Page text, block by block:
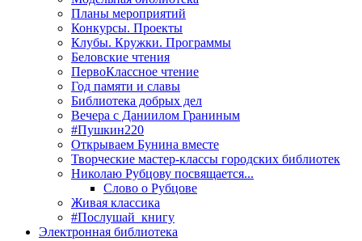
Планы мероприятий
Конкурсы. Проекты
Клубы. Кружки. Программы
Беловские чтения
ПервоКлассное чтение
Год памяти и славы
Библиотека добрых дел
Вечера с Даниилом Граниным
#Пушкин220
Открываем Бунина вместе
Творческие мастер-классы городских библиотек
Николаю Рубцову посвящается...
Слово о Рубцове
Живая классика
#Послушай_книгу
Электронная библиотека